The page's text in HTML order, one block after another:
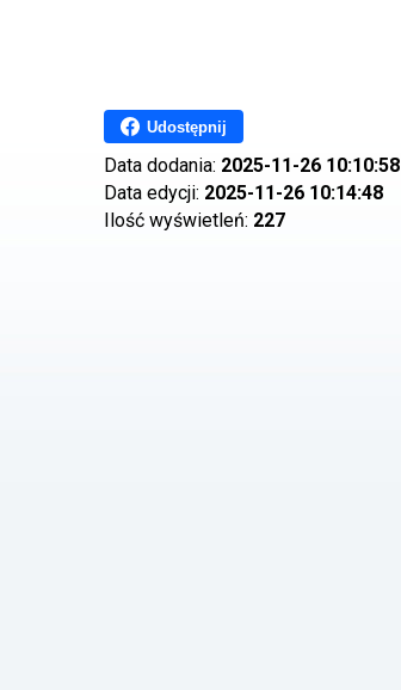
Udostępnij
Data dodania: 2025-11-26 10:10:58
Data edycji: 2025-11-26 10:14:48
Ilość wyświetleń: 227